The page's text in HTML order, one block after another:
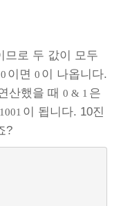
므로 두 값이 모두
0 이면 0 이 나옵니다.
산했을 때 0 & 1 은
이 됩니다. 10진
?